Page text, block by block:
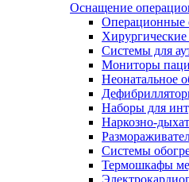
Оснащение
Операционные
Системы для
Мониторы
Неонатальное
Наборы для
Наркозно-
Системы
Термошкафы